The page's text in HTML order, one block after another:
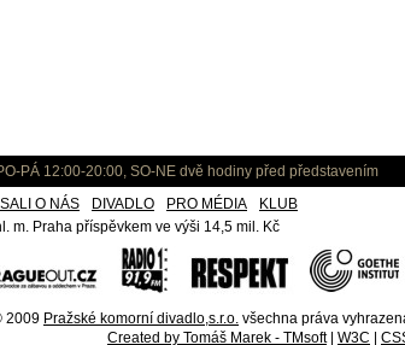
PÁ 12:00-20:00, SO-NE dvě hodiny před představením
O NÁS DIVADLO PRO MÉDIA
KLUB
m. Praha příspěvkem ve výši 14,5 mil. Kč
2009 Pražské komorní divadlo,s.r.o. všechna práva
Created by Tomáš Marek - TMsoft| W3C